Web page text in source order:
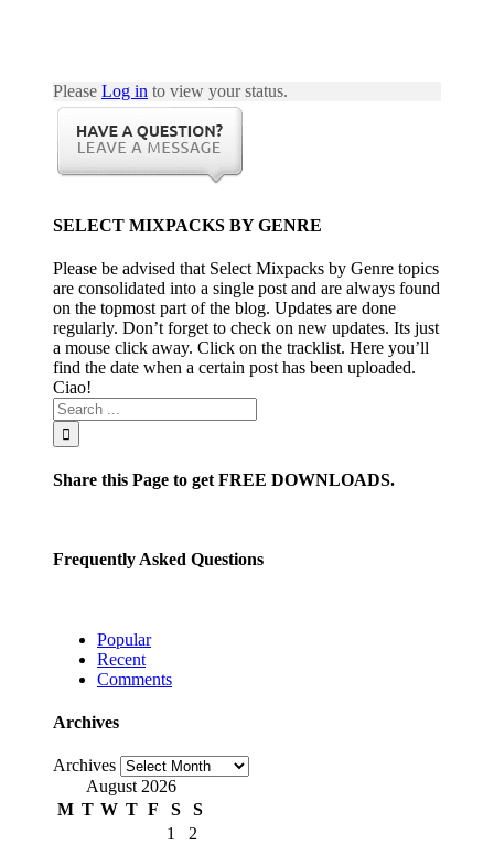
Please Log in to view your status.
SELECT MIXPACKS BY GENRE
Please be advised that Select Mixpacks by Genre topics
are consolidated into a single post and are always found
on the topmost part of the blog. Updates are done
regularly. Don’t forget to check on new updates. Its just
a mouse click away. Click on the tracklist. Here you’ll
find the date when a certain post has been uploaded.
Ciao!
Share this Page to get FREE DOWNLOADS.
Frequently Asked Questions
Popular
Recent
Comments
Archives
Archives
August 2026
M T W T F S
S
1
2